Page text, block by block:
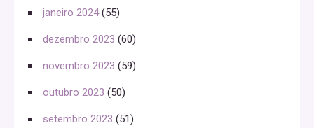
janeiro 2024(55)
dezembro 2023 (60)
novembro 2023 (59)
outubro 2023 (50)
setembro 2023 (51)